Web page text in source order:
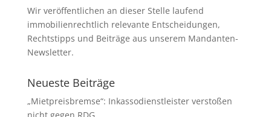
Wir veröffentlichen an dieser Stelle laufend
immobilienrechtlich relevante Entscheidungen,
Rechtstipps und Beiträge aus unserem Mandanten-
Newsletter.
Neueste Beiträge
„Mietpreisbremse“: Inkassodienstleister verstoßen